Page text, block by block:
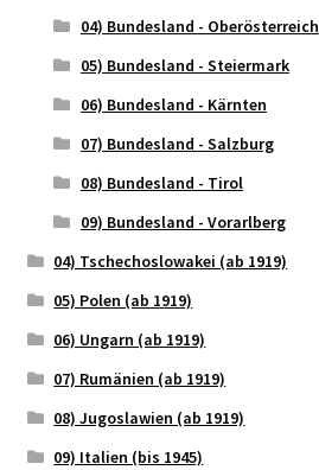
04) Bundesland - Oberösterreich
05) Bundesland - Steiermark
06) Bundesland - Kärnten
07) Bundesland - Salzburg
08) Bundesland - Tirol
09) Bundesland - Vorarlberg
04) Tschechoslowakei (ab 1919)
05) Polen (ab 1919)
06) Ungarn (ab 1919)
07) Rumänien (ab 1919)
08) Jugoslawien (ab 1919)
09) Italien (bis 1945)